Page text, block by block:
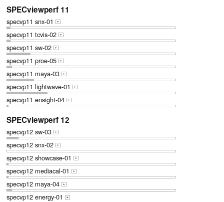
SPECviewperf 11
specvp11 snx-01 +
specvp11 tcvis-02 +
specvp11 sw-02 +
specvp11 proe-05 +
specvp11 maya-03 +
specvp11 lightwave-01 +
specvp11 ensight-04 +
SPECviewperf 12
specvp12 sw-03 +
specvp12 snx-02 +
specvp12 showcase-01 +
specvp12 mediacal-01 +
specvp12 maya-04 +
specvp12 energy-01 +